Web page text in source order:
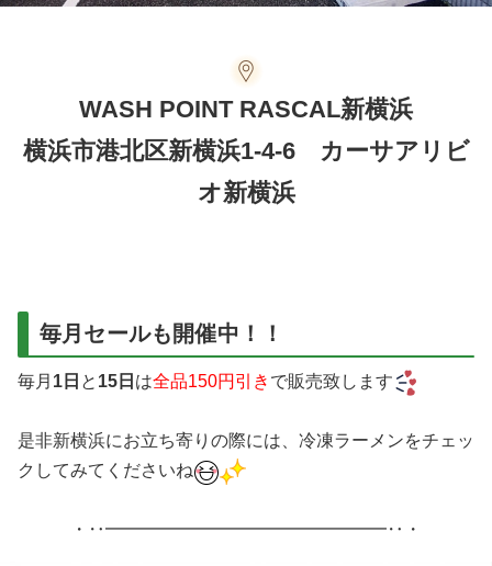
WASH POINT RASCAL新横浜
横浜市港北区新横浜1-4-6 カーサアリビ
オ新横浜
毎月セールも開催中！！
毎月 1日 と 15日 は全品150円引き で販売致します
是非新横浜にお立ち寄りの際には、冷凍ラーメンをチェッ
クしてみてくださいね
・‥━━━━━━━━━━━━━━━━‥・